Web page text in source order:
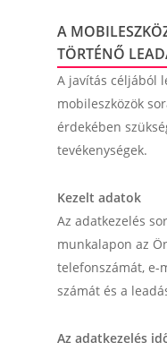
A
TÖRTÉNŐ
A javítás céljából
mobileszközök
érdekében
tevékenységek.
Kezelt adatok
Az adatkezelés
munkalapon az
telefonszámát, e-
számát és a
Az adatkezelés